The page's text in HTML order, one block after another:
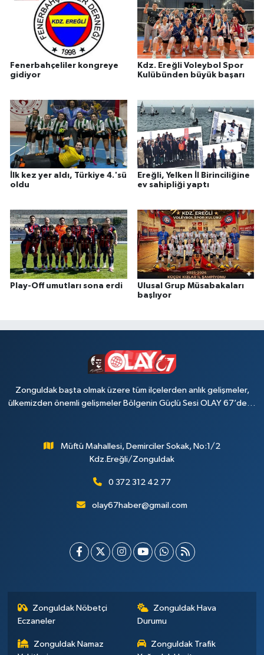
Fenerbahçeliler kongreye
gidiyor
Kdz. Ereğli Voleybol Spor
Kulübünden büyük başarı
İlk kez yer aldı, Türkiye 4.'sü
oldu
Ereğli, Yelken İl Birinciliğine
ev sahipliği yaptı
Play-Off umutları sona erdi
Ulusal Grup Müsabakaları
başlıyor
Zonguldak başta olmak üzere tüm ilçelerden anlık gelişmeler,
ülkemizden önemli gelişmeler Bölgenin Güçlü Sesi OLAY 67’de…
Müftü Mahallesi, Demirciler Sokak, No:1/2
Kdz.Ereğli/Zonguldak
0 372 312 42 77
olay67haber@gmail.com
Zonguldak Nöbetçi
Eczaneler
Zonguldak Hava
Durumu
Zonguldak Namaz
Zonguldak Trafik